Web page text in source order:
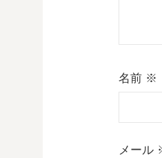
名前 ※
メール